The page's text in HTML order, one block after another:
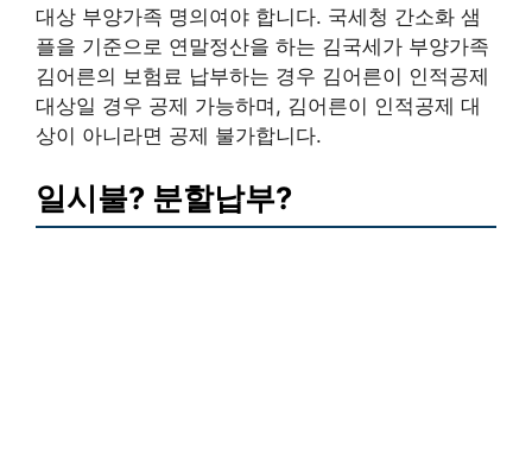
대상 부양가족 명의여야 합니다. 국세청 간소화 샘
플을 기준으로 연말정산을 하는 김국세가 부양가족
김어른의 보험료 납부하는 경우 김어른이 인적공제
대상일 경우 공제 가능하며, 김어른이 인적공제 대
상이 아니라면 공제 불가합니다.
일시불? 분할납부?